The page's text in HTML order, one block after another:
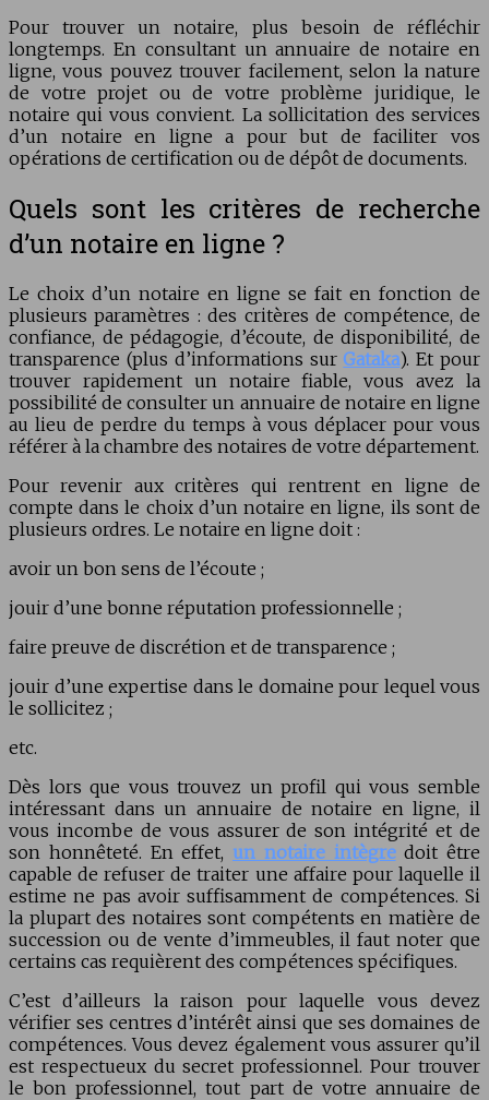
Pour trouver un notaire, plus besoin de réfléchir
longtemps. En consultant un annuaire de notaire en
ligne, vous pouvez trouver facilement, selon la nature
de votre projet ou de votre problème juridique, le
notaire qui vous convient. La sollicitation des services
d’un notaire en ligne a pour but de faciliter vos
opérations de certification ou de dépôt de documents.
Quels sont les critères de recherche
d’un notaire en ligne ?
Le choix d’un notaire en ligne se fait en fonction de
plusieurs paramètres : des critères de compétence, de
confiance, de pédagogie, d’écoute, de disponibilité, de
transparence (plus d’informations surGataka). Et pour
trouver rapidement un notaire fiable, vous avez la
possibilité de consulter un annuaire de notaire en ligne
au lieu de perdre du temps à vous déplacer pour vous
référer à la chambre des notaires de votre département.
Pour revenir aux critères qui rentrent en ligne de
compte dans le choix d’un notaire en ligne, ils sont de
plusieurs ordres. Le notaire en ligne doit :
avoir un bon sens de l’écoute ;
jouir d’une bonne réputation professionnelle ;
faire preuve de discrétion et de transparence ;
jouir d’une expertise dans le domaine pour lequel vous
le sollicitez ;
etc.
Dès lors que vous trouvez un profil qui vous semble
intéressant dans un annuaire de notaire en ligne, il
vous incombe de vous assurer de son intégrité et de
son honnêteté. En effet, un notaire intègredoit être
capable de refuser de traiter une affaire pour laquelle il
estime ne pas avoir suffisamment de compétences. Si
la plupart des notaires sont compétents en matière de
succession ou de vente d’immeubles, il faut noter que
certains cas requièrent des compétences spécifiques.
C’est d’ailleurs la raison pour laquelle vous devez
vérifier ses centres d’intérêt ainsi que ses domaines de
compétences. Vous devez également vous assurer qu’il
est respectueux du secret professionnel. Pour trouver
le bon professionnel, tout part de votre annuaire de